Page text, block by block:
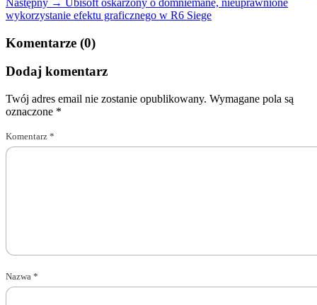
wykorzystanie efektu graficznego w R6 Siege
Komentarze (0)
Dodaj komentarz
Twój adres email nie zostanie opublikowany. Wymagane pola są
oznaczone *
Komentarz *
Nazwa *